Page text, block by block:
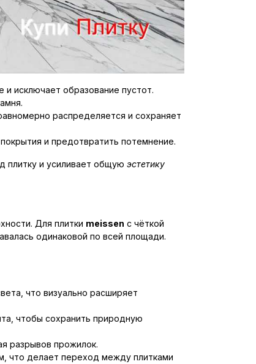
исключает образование пустот.
распределяется и сохраняет
и предотвратить потемнение.
плитку и усиливает общую эстетику
Для плитки meissen с чёткой
одинаковой по всей площади.
что визуально расширяет
чтобы сохранить природную
разрывов прожилок.
что делает переход между плитками